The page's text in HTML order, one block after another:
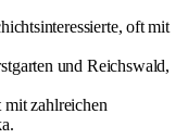
oft mit
und Reichswald,
mit zahlreichen
.